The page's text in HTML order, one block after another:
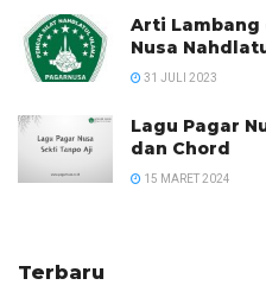
Arti Lambang
Nusa
31 JULI 2023
Lagu Pagar
dan Chord
15 MARET 2024
Terbaru